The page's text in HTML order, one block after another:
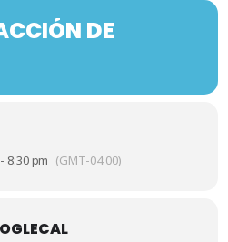
DE
8:30 pm (GMT-04:00)